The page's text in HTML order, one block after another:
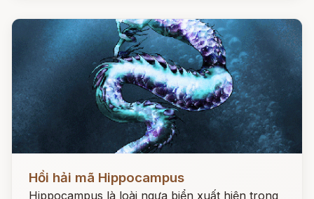
Đọc ngay
Hồi hải mã Hippocampus
Hippocampus là loài ngựa biển xuất hiện trong